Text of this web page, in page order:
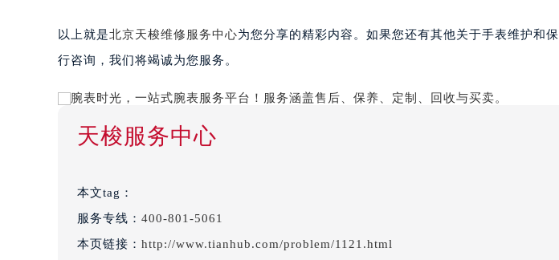
以上就是北京天梭维修服务中心为您分享的精彩内容。如果您还有其他关于手表维护和
行咨询，我们将竭诚为您服务。
天梭服务中心
本文tag：
服务专线： 400-801-5061
本页链接： http://www.tianhub.com/problem/1121.html